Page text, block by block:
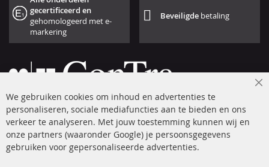
gecertificeerd en
gehomologeerd met e-
markering
Beveiligde betaling
+49 (0) 4533 799 00 0
ma-do: 09-17 u, vr Fr 09-16 u
info@contra-automotive.de
We gebruiken cookies om inhoud en advertenties te
personaliseren, sociale mediafuncties aan te bieden en ons
verkeer te analyseren. Met jouw toestemming kunnen wij en
onze partners (waaronder Google) je persoonsgegevens
gebruiken voor gepersonaliseerde advertenties.